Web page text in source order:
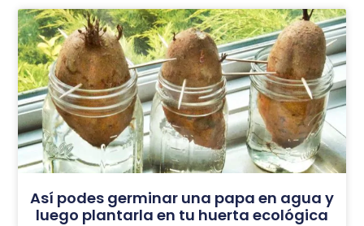
Así podes germinar una papa en agua y
luego plantarla en tu huerta ecológica